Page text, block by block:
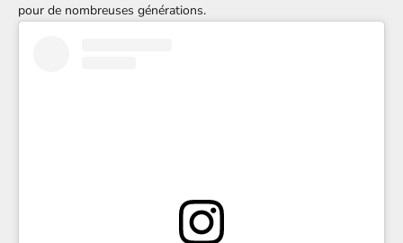
pour de nombreuses générations.